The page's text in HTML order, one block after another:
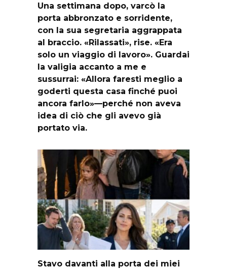
Una settimana dopo, varcò la
porta abbronzato e sorridente,
con la sua segretaria aggrappata
al braccio. «Rilassati», rise. «Era
solo un viaggio di lavoro». Guardai
la valigia accanto a me e
sussurrai: «Allora faresti meglio a
goderti questa casa finché puoi
ancora farlo»—perché non aveva
idea di ciò che gli avevo già
portato via.
Stavo davanti alla porta dei miei